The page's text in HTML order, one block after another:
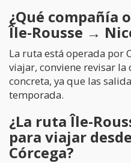
¿Qué compañía
Île-Rousse →
La ruta está operada por
viajar, conviene revisar
concreta, ya que las
temporada.
¿La ruta Île-
para viajar
Córcega?